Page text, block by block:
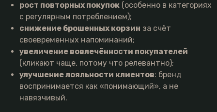
рост повторных покупок (особенно в категориях
с регулярным потреблением);
снижение брошенных корзин за счёт
своевременных напоминаний;
увеличение вовлечённости покупателей
(кликают чаще, потому что релевантно);
улучшение лояльности клиентов: бренд
воспринимается как «понимающий», а не
навязчивый.